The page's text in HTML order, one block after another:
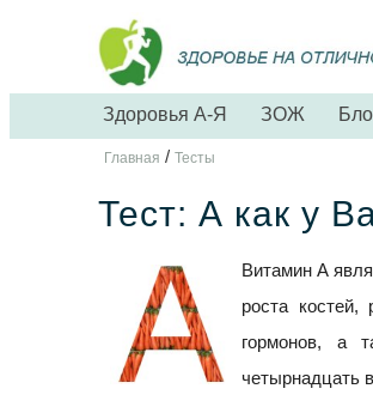
Здоровья А-Я ЗОЖ
Главная / Тесты
Тест: А как у
Витамин А
роста костей,
гормонов, а
четырнадцать